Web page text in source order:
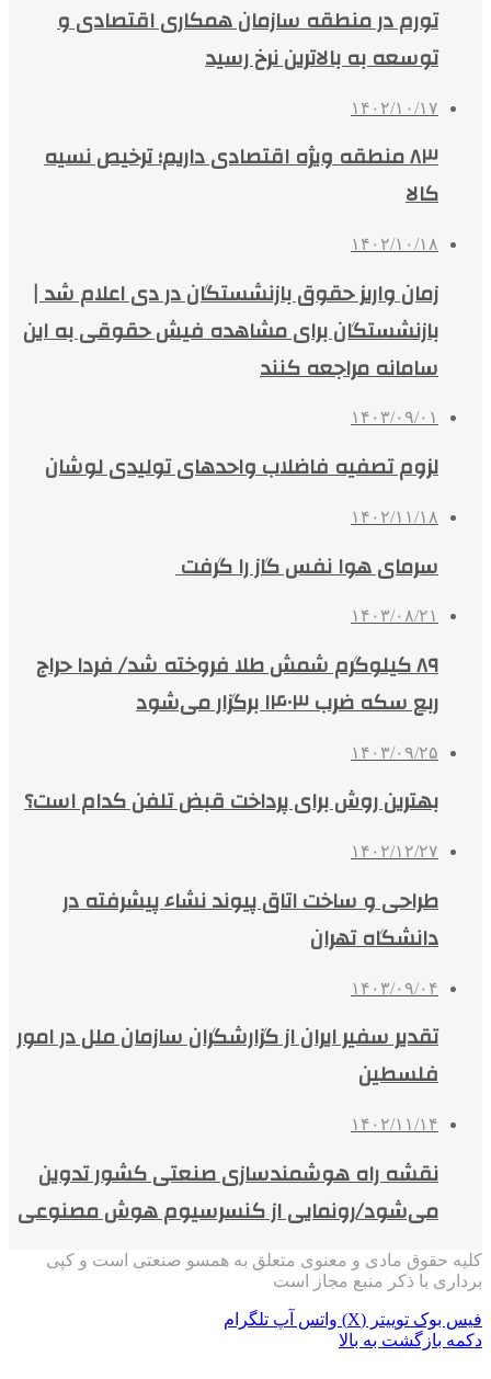
تورم در منطقه سازمان همکاری اقتصادی و
توسعه به بالاترین نرخ رسید
۱۴۰۲/۱۰/۱۷
۸۳ منطقه ویژه اقتصادی داریم؛ ترخیص نسیه
کالا
۱۴۰۲/۱۰/۱۸
زمان واریز حقوق بازنشستگان در دی اعلام شد |
بازنشستگان برای مشاهده فیش حقوقی به این
سامانه مراجعه کنند
۱۴۰۳/۰۹/۰۱
لزوم تصفیه فاضلاب واحدهای تولیدی لوشان
۱۴۰۲/۱۱/۱۸
سرمای هوا نفس گاز را گرفت
۱۴۰۳/۰۸/۲۱
۸۹ کیلوگرم شمش طلا فروخته شد/ فردا حراج
ربع سکه ضرب ۱۴۰۳ برگزار می‌شود
۱۴۰۳/۰۹/۲۵
بهترین روش برای پرداخت قبض تلفن کدام است؟
۱۴۰۲/۱۲/۲۷
طراحی و ساخت اتاق پیوند نشاء پیشرفته در
دانشگاه تهران
۱۴۰۳/۰۹/۰۴
تقدیر سفیر ایران از گزارشگران سازمان ملل در امور
فلسطین
۱۴۰۲/۱۱/۱۴
نقشه راه هوشمندسازی صنعتی کشور تدوین
می‌شود/رونمایی از کنسرسیوم هوش مصنوعی
کلیه حقوق مادی و معنوی متعلق به همسو صنعتی است و کپی
برداری با ذکر منبع مجاز است
فیس بوک توییتر (X) واتس آپ تلگرام
دکمه بازگشت به بالا